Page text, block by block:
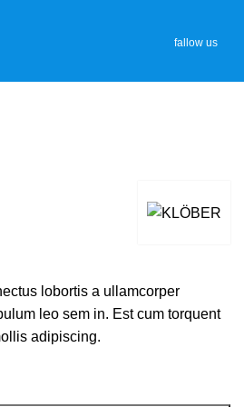
fallow us
lobortis a ullamcorper
leo sem in. Est cum torquent
adipiscing.